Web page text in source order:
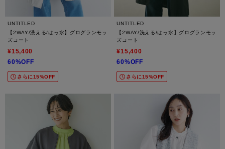
UNTITLED
【2WAY/洗える/はっ水】グログランモッ
ズコート
¥15,400
60%OFF
さらに15%OFF
UNTITLED
【2WAY/洗える/はっ水】グログランモッ
ズコート
¥15,400
60%OFF
さらに15%OFF